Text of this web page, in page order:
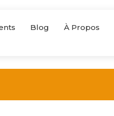
Blog À Propos